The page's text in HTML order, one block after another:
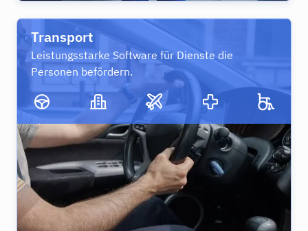
Transport
Leistungsstarke Software für Dienste die
Personen befördern.